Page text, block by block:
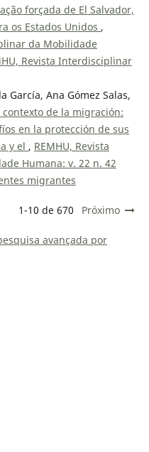
forçada de El Salvador,
os Estados Unidos ,
da Mobilidade
Revista Interdisciplinar
García, Ana Gómez Salas,
de la migración:
en la protección de sus
y el , REMHU, Revista
Humana: v. 22 n. 42
migrantes
1-10 de 670 Próximo
avançada por